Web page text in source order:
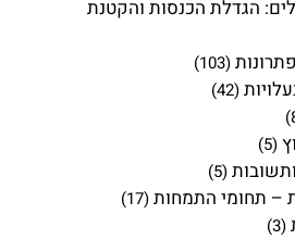
הגדלת הכנסות והקטנת
(103)
(42)
(5)
(5)
– תחומי התמחות(17)
(3)